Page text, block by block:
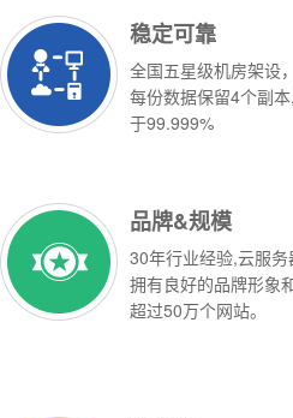
稳定可靠
全国五星级机房架设
每份数据保留4个副
于99.999%
品牌&规模
30年行业经验,云服务
拥有良好的品牌形象
超过50万个网站。